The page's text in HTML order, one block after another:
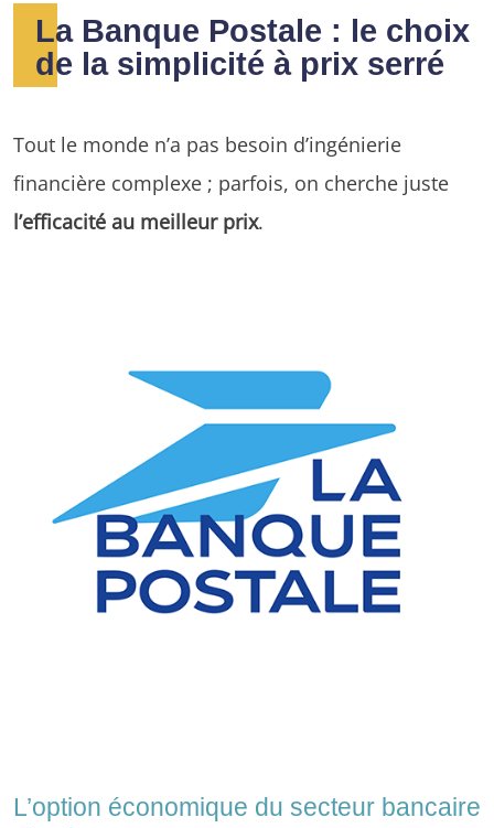
La Banque Postale : le choix
de la simplicité à prix serré
Tout le monde n’a pas besoin d’ingénierie
financière complexe ; parfois, on cherche juste
l’efficacité au meilleur prix.
L’option économique du secteur bancaire